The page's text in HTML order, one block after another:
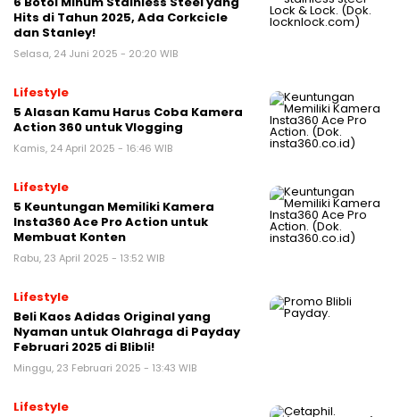
Hits di Tahun 2025, Ada Corkcicle
dan Stanley!
Selasa, 24 Juni 2025 - 20:20 WIB
Lifestyle
5 Alasan Kamu Harus Coba Kamera
Action 360 untuk Vlogging​
Kamis, 24 April 2025 - 16:46 WIB
Lifestyle
5 Keuntungan Memiliki Kamera
Insta360 Ace Pro Action untuk
Membuat Konten
Rabu, 23 April 2025 - 13:52 WIB
Lifestyle
Beli Kaos Adidas Original yang
Nyaman untuk Olahraga di Payday
Februari 2025 di Blibli!
Minggu, 23 Februari 2025 - 13:43 WIB
Lifestyle